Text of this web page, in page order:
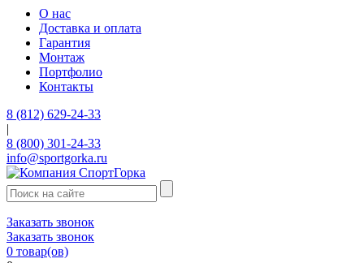
О нас
Доставка и оплата
Гарантия
Монтаж
Портфолио
Контакты
8 (812) 629-24-33
|
8 (800) 301-24-33
info@sportgorka.ru
Заказать звонок
Заказать звонок
0 товар(ов)